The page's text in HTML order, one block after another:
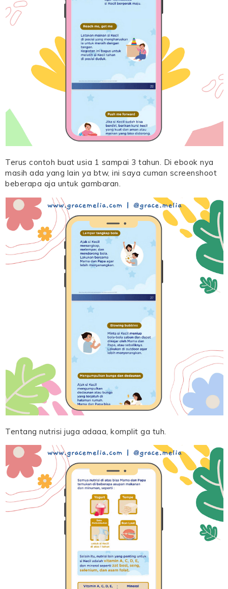
Terus contoh buat usia 1 sampai 3 tahun. Di ebook nya
masih ada yang lain ya btw, ini saya cuman screenshoot
beberapa aja untuk gambaran.
Tentang nutrisi juga adaaa, komplit ga tuh.